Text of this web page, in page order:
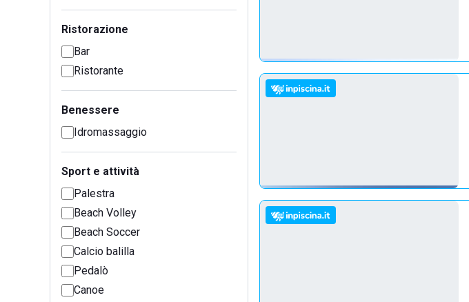
Ristorazione
Bar
Ristorante
Benessere
Idromassaggio
Sport e attività
Palestra
Beach Volley
Beach Soccer
Calcio balilla
Pedalò
Canoe